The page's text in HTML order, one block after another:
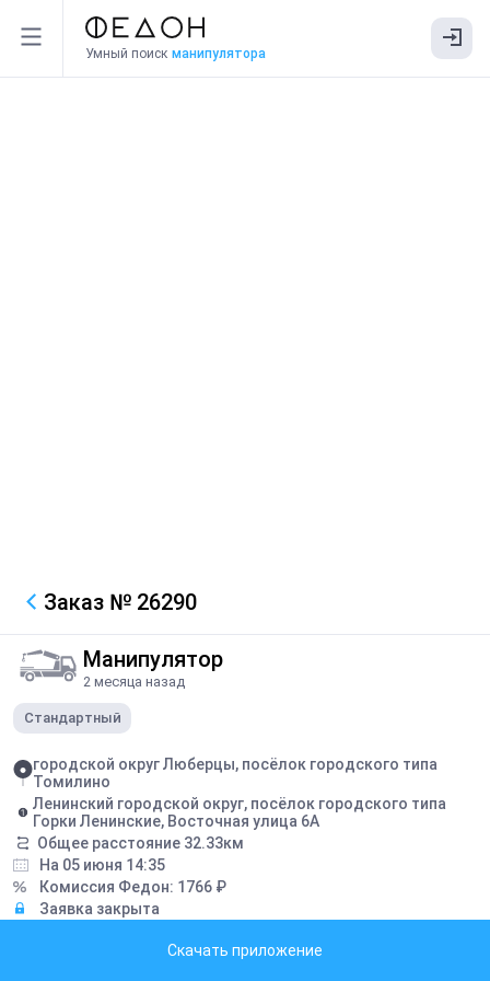
Умный поиск манипулятора
Заказ № 26290
Манипулятор
2 месяца назад
Стандартный
городской округ Люберцы, посёлок городского типа
Томилино
Ленинский городской округ, посёлок городского типа
Горки Ленинские, Восточная улица 6А
Общее расстояние 32.33км
На 05 июня 14:35
Комиссия Федон: 1766 ₽
Заявка закрыта
Грузоподъемность борта:5 тонн
Скачать приложение